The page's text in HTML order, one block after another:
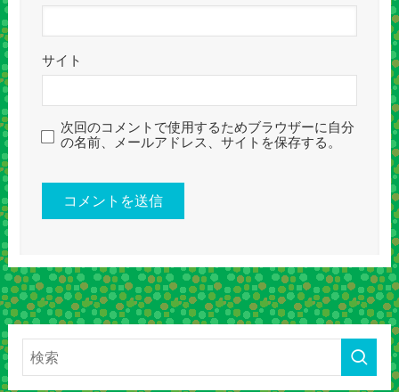
サイト
次回のコメントで使用するためブラウザーに自分
の名前、メールアドレス、サイトを保存する。